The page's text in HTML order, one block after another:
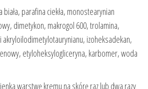
biała, parafina ciekła, monostearynian
dimetykon, makrogol 600, trolamina,
izoheksadekan,
etyloheksylogliceryna, karbomer, woda
warstwę kremu na skórę raz lub dwa razy